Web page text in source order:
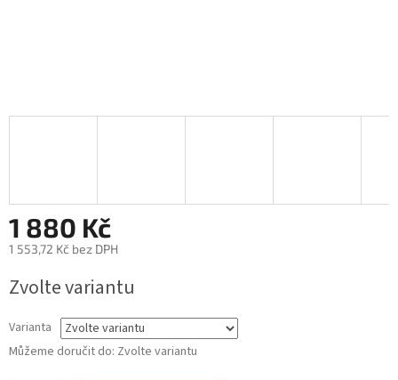
1 880 Kč
1 553,72 Kč bez DPH
cena:
Zvolte variantu
Varianta
Můžeme doručit do: Zvolte variantu